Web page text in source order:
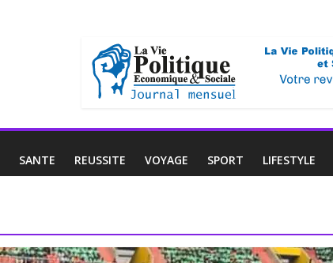
SANTE REUSSITE VOYAGE SPORT LIFESTYLE